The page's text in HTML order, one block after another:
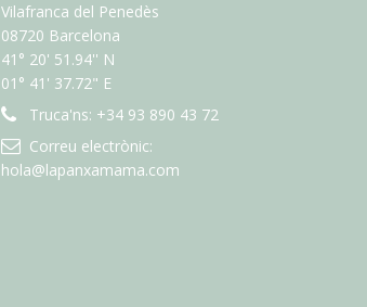
Vilafranca del Penedès
08720 Barcelona
41° 20' 51.94'' N
01° 41' 37.72" E
Truca'ns: +34 93 890 43 72
Correu electrònic:
hola@lapanxamama.com